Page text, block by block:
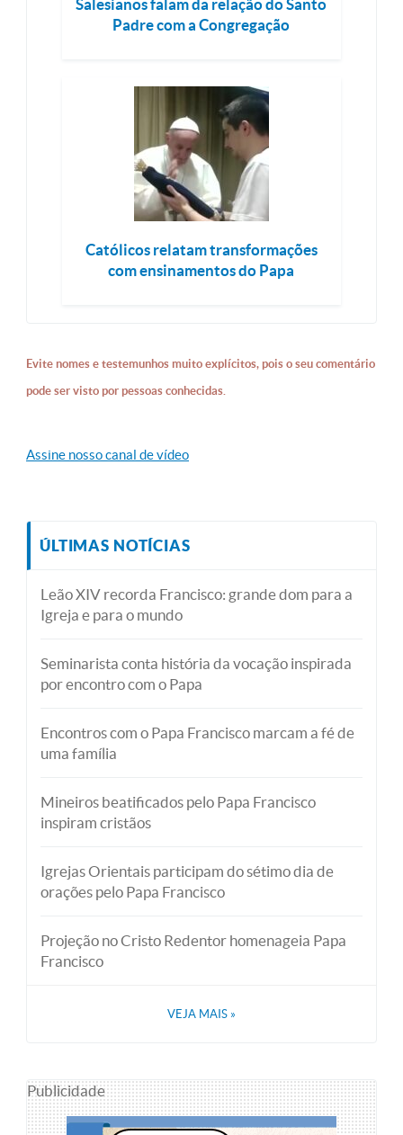
Salesianos falam da relação do Santo
Padre com a Congregação
Católicos relatam transformações
com ensinamentos do Papa
Evite nomes e testemunhos muito explícitos, pois o seu comentário
pode ser visto por pessoas conhecidas.
Assine nosso canal de vídeo
ÚLTIMAS NOTÍCIAS
Leão XIV recorda Francisco: grande dom para a
Igreja e para o mundo
Seminarista conta história da vocação inspirada
por encontro com o Papa
Encontros com o Papa Francisco marcam a fé de
uma família
Mineiros beatificados pelo Papa Francisco
inspiram cristãos
Igrejas Orientais participam do sétimo dia de
orações pelo Papa Francisco
Projeção no Cristo Redentor homenageia Papa
Francisco
VEJA MAIS »
Publicidade